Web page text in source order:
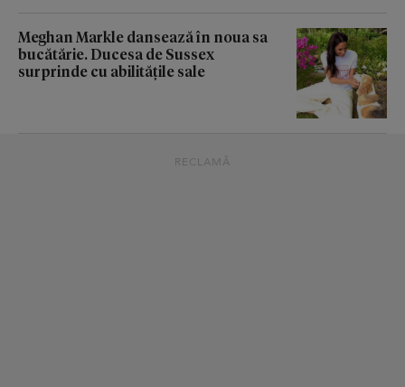
Meghan Markle dansează în noua sa
bucătărie. Ducesa de Sussex
surprinde cu abilitățile sale
RECLAMĂ